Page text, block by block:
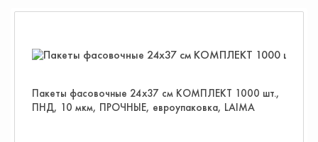
Пакеты фасовочные 24х37 см КОМПЛЕКТ 1000 шт.,
ПНД, 10 мкм, ПРОЧНЫЕ, евроупаковка, LAIMA